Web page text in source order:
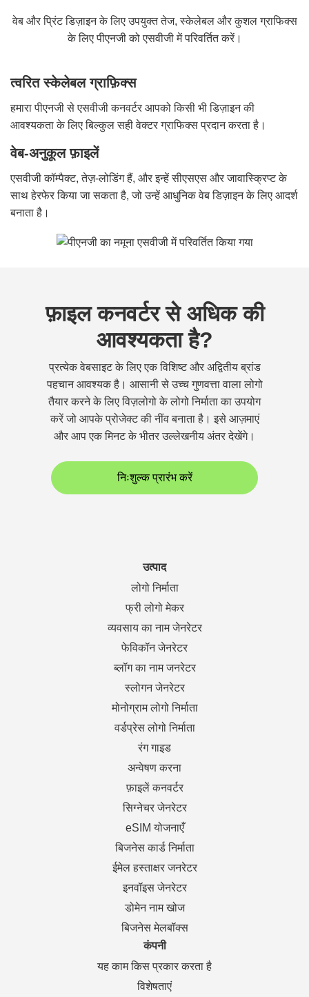
वेब और प्रिंट डिज़ाइन के लिए उपयुक्त तेज, स्केलेबल और कुशल ग्राफिक्स
के लिए पीएनजी को एसवीजी में परिवर्तित करें।
त्वरित स्केलेबल ग्राफ़िक्स
हमारा पीएनजी से एसवीजी कनवर्टर आपको किसी भी डिज़ाइन की
आवश्यकता के लिए बिल्कुल सही वेक्टर ग्राफिक्स प्रदान करता है।
वेब-अनुकूल फ़ाइलें
एसवीजी कॉम्पैक्ट, तेज़-लोडिंग हैं, और इन्हें सीएसएस और जावास्क्रिप्ट के
साथ हेरफेर किया जा सकता है, जो उन्हें आधुनिक वेब डिज़ाइन के लिए आदर्श
बनाता है।
फ़ाइल कनवर्टर से अधिक की
आवश्यकता है?
प्रत्येक वेबसाइट के लिए एक विशिष्ट और अद्वितीय ब्रांड
पहचान आवश्यक है। आसानी से उच्च गुणवत्ता वाला लोगो
तैयार करने के लिए विज़लोगो के लोगो निर्माता का उपयोग
करें जो आपके प्रोजेक्ट की नींव बनाता है। इसे आज़माएं
और आप एक मिनट के भीतर उल्लेखनीय अंतर देखेंगे।
निःशुल्क प्रारंभ करें
उत्पाद
लोगो निर्माता
फ्री लोगो मेकर
व्यवसाय का नाम जेनरेटर
फेविकॉन जेनरेटर
ब्लॉग का नाम जनरेटर
स्लोगन जेनरेटर
मोनोग्राम लोगो निर्माता
वर्डप्रेस लोगो निर्माता
रंग गाइड
अन्वेषण करना
फ़ाइलें कनवर्टर
सिग्नेचर जेनरेटर
eSIM योजनाएँ
बिजनेस कार्ड निर्माता
ईमेल हस्ताक्षर जनरेटर
इनवॉइस जेनरेटर
डोमेन नाम खोज
बिजनेस मेलबॉक्स
कंपनी
यह काम किस प्रकार करता है
विशेषताएं